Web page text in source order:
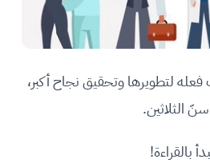
لتطويرها وتحقيق نجاح أكبر،
الثلاثين.
بالقراءة!